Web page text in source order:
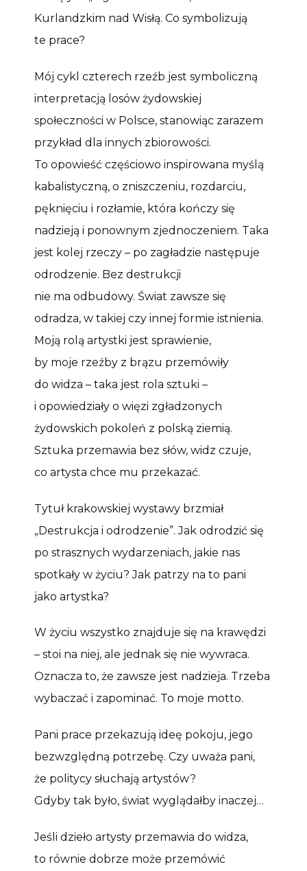
Kurlandzkim nad Wisłą. Co symbolizują
te prace?
Mój cykl czterech rzeźb jest symboliczną
interpretacją losów żydowskiej
społeczności w Polsce, stanowiąc zarazem
przykład dla innych zbiorowości.
To opowieść częściowo inspirowana myślą
kabalistyczną, o zniszczeniu, rozdarciu,
pęknięciu i rozłamie, która kończy się
nadzieją i ponownym zjednoczeniem. Taka
jest kolej rzeczy – po zagładzie następuje
odrodzenie. Bez destrukcji
nie ma odbudowy. Świat zawsze się
odradza, w takiej czy innej formie istnienia.
Moją rolą artystki jest sprawienie,
by moje rzeźby z brązu przemówiły
do widza – taka jest rola sztuki –
i opowiedziały o więzi zgładzonych
żydowskich pokoleń z polską ziemią.
Sztuka przemawia bez słów, widz czuje,
co artysta chce mu przekazać.
Tytuł krakowskiej wystawy brzmiał
„Destrukcja i odrodzenie”. Jak odrodzić się
po strasznych wydarzeniach, jakie nas
spotkały w życiu? Jak patrzy na to pani
jako artystka?
W życiu wszystko znajduje się na krawędzi
– stoi na niej, ale jednak się nie wywraca.
Oznacza to, że zawsze jest nadzieja. Trzeba
wybaczać i zapominać. To moje motto.
Pani prace przekazują ideę pokoju, jego
bezwzględną potrzebę. Czy uważa pani,
że politycy słuchają artystów?
Gdyby tak było, świat wyglądałby inaczej…
Jeśli dzieło artysty przemawia do widza,
to równie dobrze może przemówić